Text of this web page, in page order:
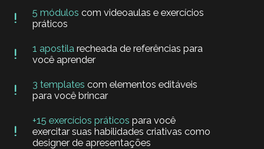
5 módulos com videoaulas e exercícios
práticos
1 apostila recheada de referências para
você aprender
3 templates com elementos editáveis
para você brincar
+15 exercícios práticos para você
exercitar suas habilidades criativas como
designer de apresentações